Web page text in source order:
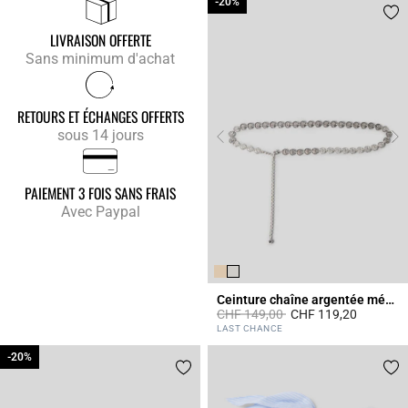
LIVRAISON OFFERTE
Sans minimum d'achat
RETOURS ET ÉCHANGES OFFERTS
sous 14 jours
PAIEMENT 3 FOIS SANS FRAIS
Avec Paypal
Ceinture chaîne argentée médaillons CP
Prix réduit à partir de
CHF 149,00àCHF 119,20
5 out of 5 Customer Rating
LAST CHANCE
-20%
-20%